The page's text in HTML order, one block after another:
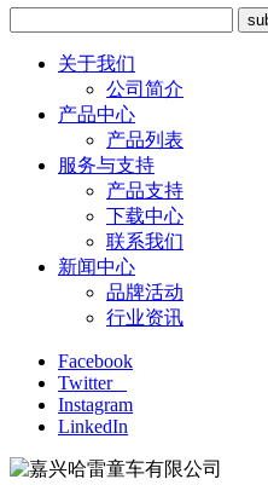
关于我们
公司简介
产品中心
产品列表
服务与支持
产品支持
下载中心
联系我们
新闻中心
品牌活动
行业资讯
Facebook
Twitter
Instagram
LinkedIn